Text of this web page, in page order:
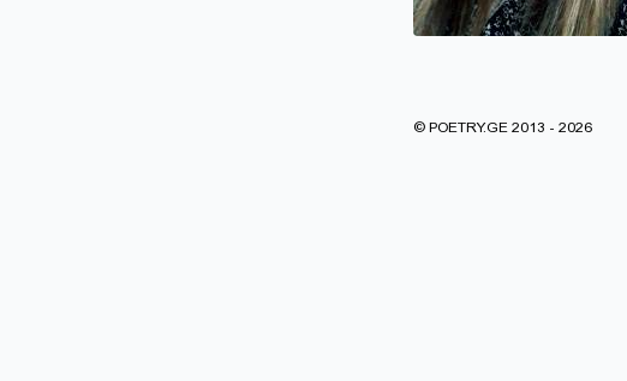
© POETRY.GE 2013 - 2026